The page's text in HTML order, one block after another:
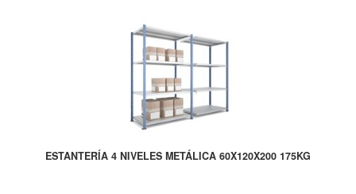
ESTANTERÍA 4 NIVELES METÁLICA 60X120X200 175KG